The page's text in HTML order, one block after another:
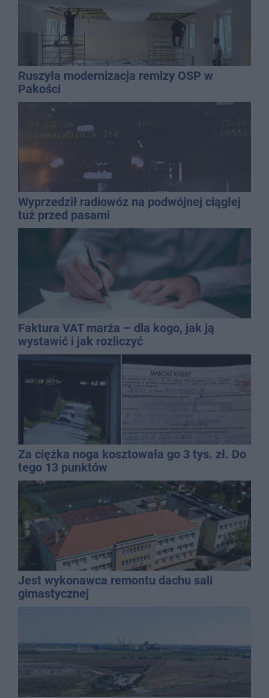
Ruszyła modernizacja remizy OSP w
Pakości
Wyprzedził radiowóz na podwójnej ciągłej
tuż przed pasami
Faktura VAT marża – dla kogo, jak ją
wystawić i jak rozliczyć
Za ciężka noga kosztowała go 3 tys. zł. Do
tego 13 punktów
Jest wykonawca remontu dachu sali
gimastycznej